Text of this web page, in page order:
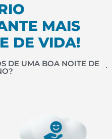
MAIS
DE VIDA!
DE UMA BOA NOITE DE